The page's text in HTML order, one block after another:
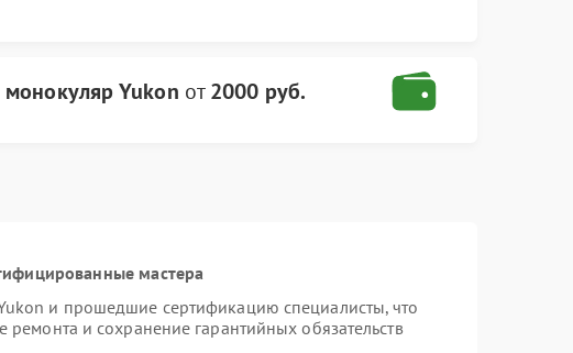
Yukon от2000 руб.
мастера
и прошедшие сертификацию специалисты, что
ремонта и сохранение гарантийных обязательств